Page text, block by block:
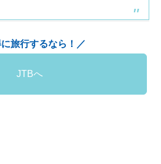
旅行するなら！／
JTBへ